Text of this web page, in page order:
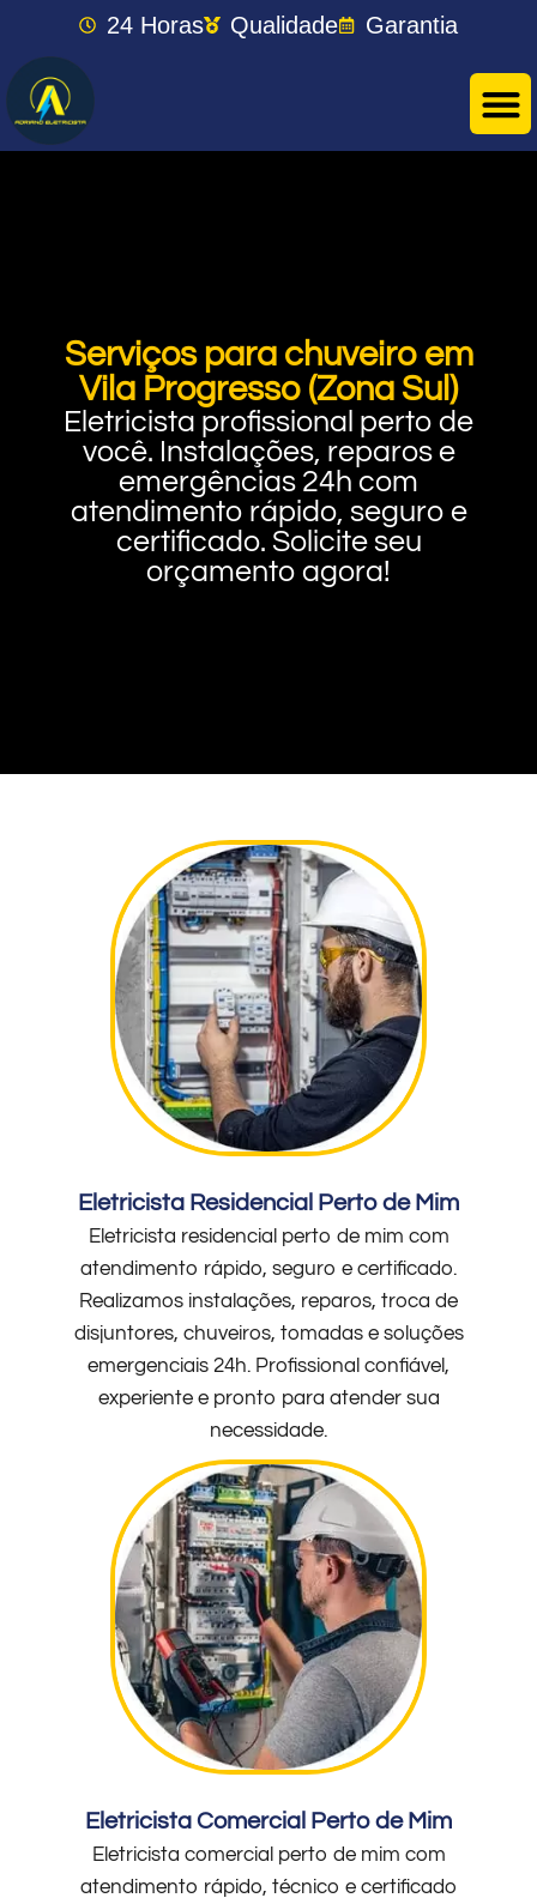
24 Horas Qualidade Garantia
Serviços para chuveiro em
Vila Progresso (Zona Sul)
Eletricista profissional perto de
você. Instalações, reparos e
emergências 24h com
atendimento rápido, seguro e
certificado. Solicite seu
orçamento agora!
Eletricista Residencial Perto de Mim
Eletricista residencial perto de mim com
atendimento rápido, seguro e certificado.
Realizamos instalações, reparos, troca de
disjuntores, chuveiros, tomadas e soluções
emergenciais 24h. Profissional confiável,
experiente e pronto para atender sua
necessidade.
Eletricista Comercial Perto de Mim
Eletricista comercial perto de mim com
atendimento rápido, técnico e certificado